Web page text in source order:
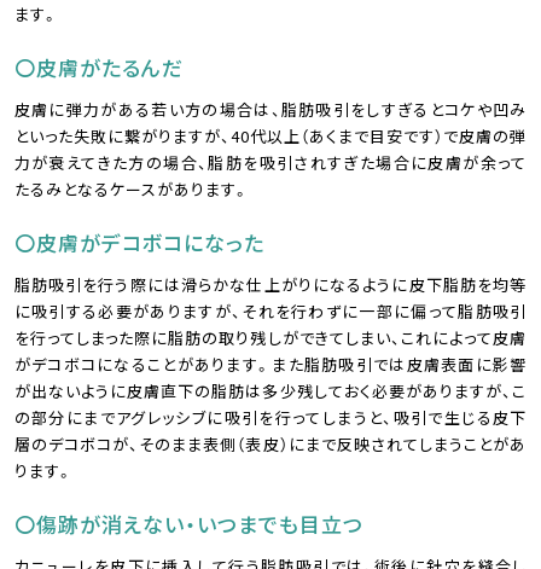
ます。
〇皮膚がたるんだ
皮膚に弾力がある若い方の場合は、脂肪吸引をしすぎるとコケや凹み
といった失敗に繋がりますが、40代以上（あくまで目安です）で皮膚の弾
力が衰えてきた方の場合、脂肪を吸引されすぎた場合に皮膚が余って
たるみとなるケースがあります。
〇皮膚がデコボコになった
脂肪吸引を行う際には滑らかな仕上がりになるように皮下脂肪を均等
に吸引する必要がありますが、それを行わずに一部に偏って脂肪吸引
を行ってしまった際に脂肪の取り残しができてしまい、これによって皮膚
がデコボコになることがあります。また脂肪吸引では皮膚表面に影響
が出ないように皮膚直下の脂肪は多少残しておく必要がありますが、こ
の部分にまでアグレッシブに吸引を行ってしまうと、吸引で生じる皮下
層のデコボコが、そのまま表側（表皮）にまで反映されてしまうことがあ
ります。
〇傷跡が消えない・いつまでも目立つ